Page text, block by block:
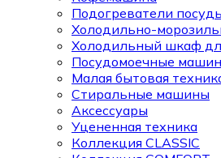
Подогреватели
Холодильно-
Холодильный шкаф
Посудомоечные
Малая бытовая
Стиральные машины
Аксессуары
Уцененная техника
Коллекция CLASSIC